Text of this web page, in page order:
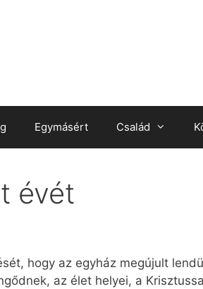
Egymásért Család
évét
hogy az egyház megújult
az élet helyei, a